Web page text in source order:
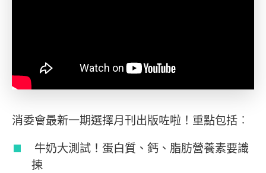
消委會最新一期選擇月刊出版咗啦！重點包括︰
牛奶大測試！蛋白質、鈣、脂肪營養素要識
揀